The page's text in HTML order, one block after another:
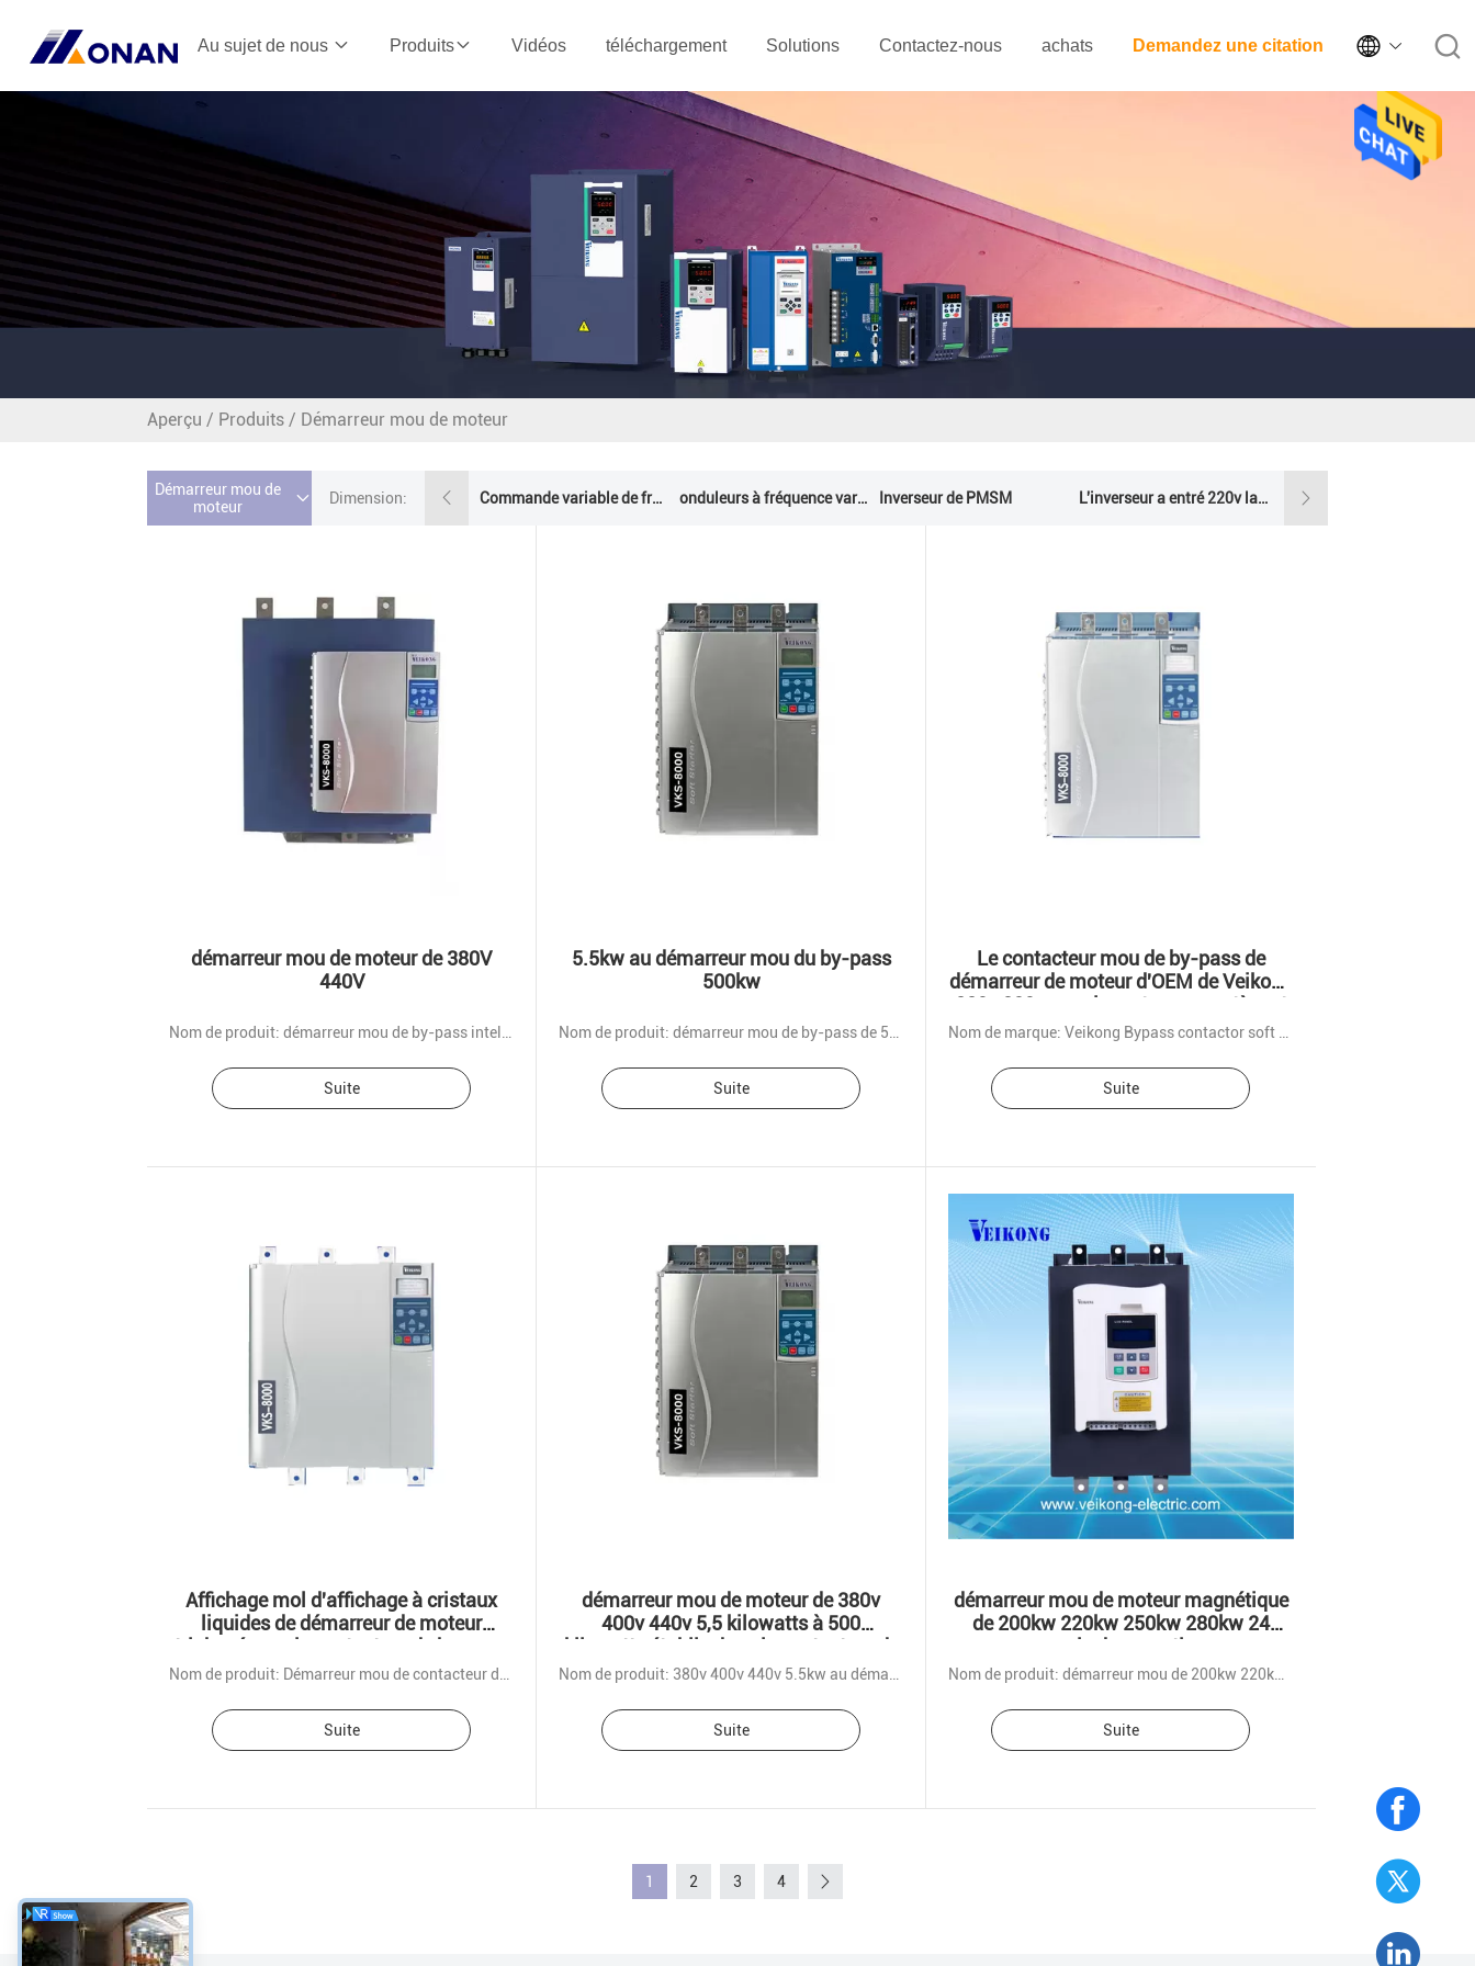
Au sujet de nous Produits Vidéos téléchargement Solutions Contactez-nous achats Demandez une citation 
Aperçu / Produits / Démarreur mou de moteur
Démarreur mou de
moteur
Dimension: Commande variable de fréquence de VFD onduleurs à fréquence variable Inverseur de PMSM L'inverseur a entré 220v la sortie 380v
démarreur mou de moteur de 380V
440V
Suite
5.5kw au démarreur mou du by-pass
500kw
Suite
Le contacteur mou de by-pass de
démarreur de moteur d'OEM de Veikong
220v 380v pour le moteur se protègent
Suite
Affichage mol d'affichage à cristaux
liquides de démarreur de moteur
triphasé pour le contacteur de by-pass
de moteur à induction
Suite
démarreur mou de moteur de 380v
400v 440v 5,5 kilowatts à 500
kilowatts établis dans le contacteur de
by-pass
Suite
démarreur mou de moteur magnétique
de 200kw 220kw 250kw 280kw 24
mois de garantie
Suite
1 2 3 4